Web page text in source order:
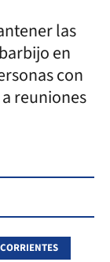
las
en
con
reuniones